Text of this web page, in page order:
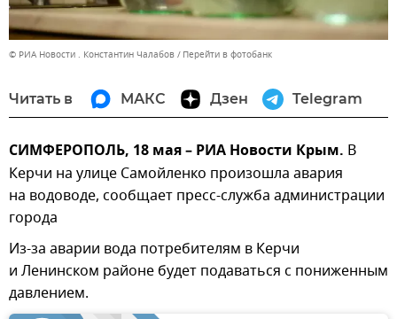
© РИА Новости . Константин Чалабов Перейти в фотобанк
Читать в МАКС Дзен Telegram
СИМФЕРОПОЛЬ, 18 мая – РИА Новости Крым. В
Керчи на улице Самойленко произошла авария
на водоводе, сообщает пресс-служба администрации
города
Из-за аварии вода потребителям в Керчи
и Ленинском районе будет подаваться с пониженным
давлением.